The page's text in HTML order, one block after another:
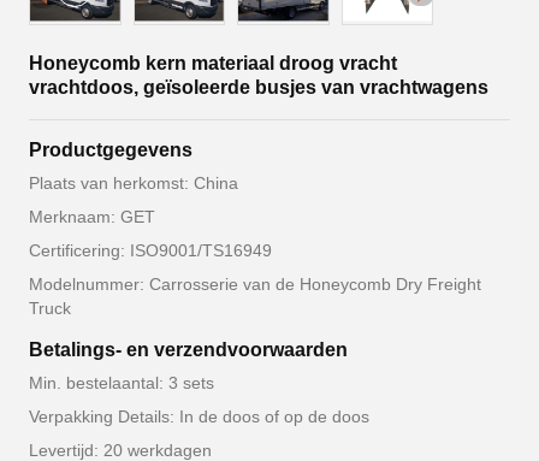
Honeycomb kern materiaal droog vracht
vrachtdoos, geïsoleerde busjes van vrachtwagens
Productgegevens
Plaats van herkomst: China
Merknaam: GET
Certificering: ISO9001/TS16949
Modelnummer: Carrosserie van de Honeycomb Dry Freight
Truck
Betalings- en verzendvoorwaarden
Min. bestelaantal: 3 sets
Verpakking Details: In de doos of op de doos
Levertijd: 20 werkdagen